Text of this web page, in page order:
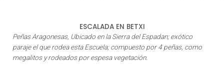
ESCALADA EN BETXI
Peñas Aragonesas, Ubicado en la Sierra del Espadan; exótico
paraje el que rodea esta Escuela; compuesto por 4 peñas, como
megalitos y rodeados por espesa vegetación.